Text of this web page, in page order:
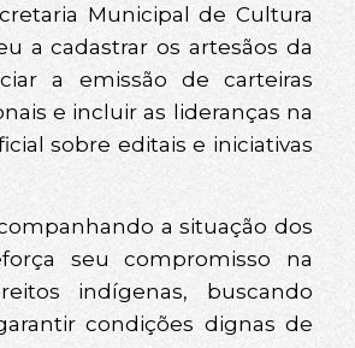
Municipal de Cultura
a cadastrar os artesãos da
a emissão de carteiras
e incluir as lideranças na
sobre editais e iniciativas
a situação dos
seu compromisso na
indígenas, buscando
condições dignas de